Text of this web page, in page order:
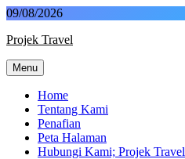
Skip
content
09/08/2026
Projek Travel
Malaysia Travel Portal
Menu
Home
Tentang Kami
Penafian
Peta Halaman
Hubungi Kami; Projek Travel